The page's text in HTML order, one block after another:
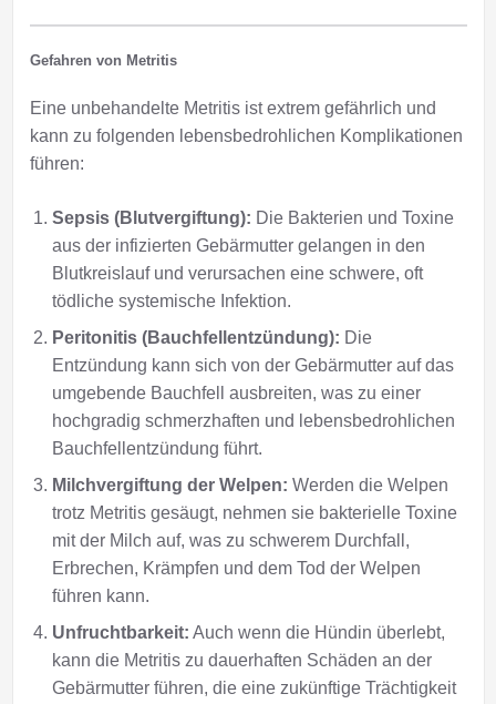
Gefahren von Metritis
Eine unbehandelte Metritis ist extrem gefährlich und
kann zu folgenden lebensbedrohlichen Komplikationen
führen:
Sepsis (Blutvergiftung): Die Bakterien und Toxine
aus der infizierten Gebärmutter gelangen in den
Blutkreislauf und verursachen eine schwere, oft
tödliche systemische Infektion.
Peritonitis (Bauchfellentzündung): Die
Entzündung kann sich von der Gebärmutter auf das
umgebende Bauchfell ausbreiten, was zu einer
hochgradig schmerzhaften und lebensbedrohlichen
Bauchfellentzündung führt.
Milchvergiftung der Welpen: Werden die Welpen
trotz Metritis gesäugt, nehmen sie bakterielle Toxine
mit der Milch auf, was zu schwerem Durchfall,
Erbrechen, Krämpfen und dem Tod der Welpen
führen kann.
Unfruchtbarkeit: Auch wenn die Hündin überlebt,
kann die Metritis zu dauerhaften Schäden an der
Gebärmutter führen, die eine zukünftige Trächtigkeit